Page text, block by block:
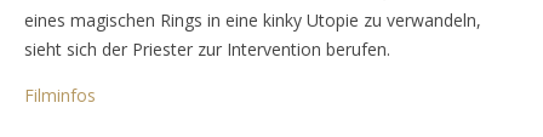
eines magischen Rings in eine kinky Utopie zu verwandeln,
sieht sich der Priester zur Intervention berufen.
Filminfos